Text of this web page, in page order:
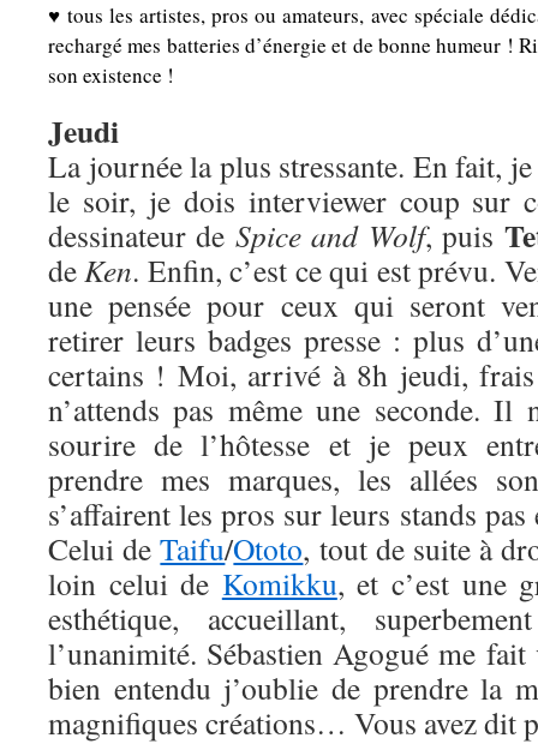
♥ tous les artistes, pros ou amateurs, avec spéciale
rechargé mes batteries d’énergie et de bonne humeur !
son existence !
Jeudi
La journée la plus stressante. En fait,
le soir, je dois interviewer coup sur
dessinateur de Spice and Wolf, puis
deKen. Enfin, c’est ce qui est prévu.
une pensée pour ceux qui seront
retirer leurs badges presse : plus
certains ! Moi, arrivé à 8h jeudi,
n’attends pas même une seconde. Il
sourire de l’hôtesse et je peux
prendre mes marques, les allées
s’affairent les pros sur leurs stands
Celui deTaifu/Ototo, tout de suite à
loin celui de Komikku, et c’est une
esthétique, accueillant,
l’unanimité. Sébastien Agogué me
bien entendu j’oublie de prendre la
magnifiques créations… Vous avez dit